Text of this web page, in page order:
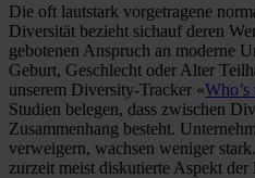
Die oft lautstark vorgetragene
Diversität bezieht sichauf deren
gebotenen Anspruch an moderne
Geburt, Geschlecht oder Alter
unserem Diversity-Tracker «
Studien belegen, dass zwischen
Zusammenhang besteht.
verweigern, wachsen weniger
zurzeit meist diskutierte Aspekt